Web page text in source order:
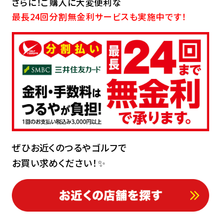
最長24回分割無金利サービスも実施中です！
ぜひお近くのつるやゴルフで
お買い求めください！✨